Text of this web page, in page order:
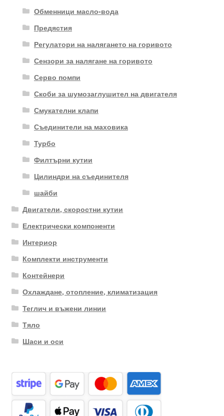
Обменници масло-вода
Предястия
Регулатори на налягането на горивото
Сензори за налягане на горивото
Серво помпи
Скоби за шумозаглушител на двигателя
Смукателни клапи
Съединители на маховика
Турбо
Филтърни кутии
Цилиндри на съединителя
шайби
Двигатели, скоростни кутии
Електрически компоненти
Интериор
Комплекти инструменти
Контейнери
Охлаждане, отопление, климатизация
Теглич и въжени линии
Тяло
Шаси и оси